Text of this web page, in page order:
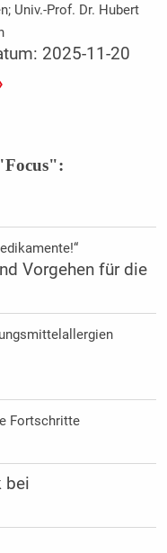
Univ.-Prof. Dr. Hubert
2025-11-20
Vorgehen für die
Fortschritte
bei